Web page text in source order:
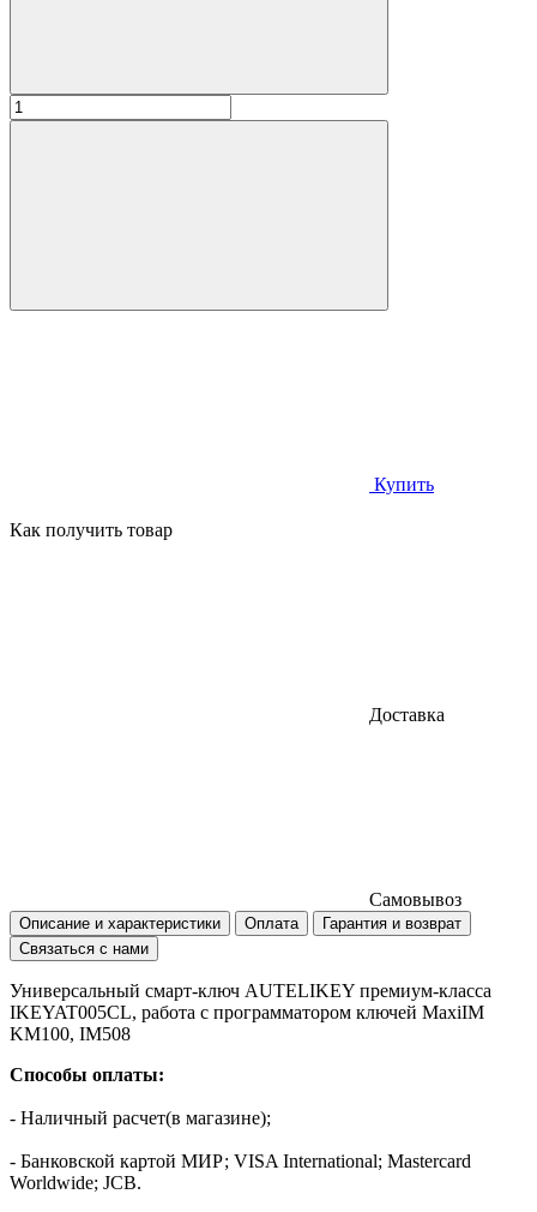
Купить
Как получить товар
Доставка
Самовывоз
Описание и характеристики Оплата
Гарантия и возврат
Связаться с нами
Универсальный смарт-ключ AUTELIKEY премиум-класса
IKEYAT005CL, работа с программатором ключей MaxiIM
KM100, IM508
Способы оплаты:
- Наличный расчет(в магазине);
- Банковской картой МИР; VISA International; Mastercard
Worldwide; JCB.